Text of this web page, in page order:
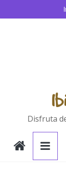
al
Disfruta